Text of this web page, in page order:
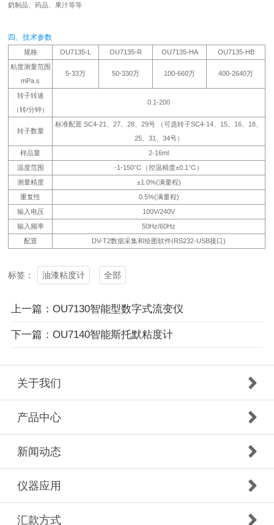
奶制品、药品、果汁等等
四、技术参数
规格 OU7135-L OU7135-R OU7135-HA
OU7135-HB
粘度测量范围
mPa.s
5-33万 50-330万 100-660万 400-2640万
转子转速
（转/分钟）
0.1-200
转子数量
标准配置 SC4-21、27、28、29号 （可选转子SC4-14、15、16、18、
25、31、34号）
样品量
2-16ml
温度范围
-1-150℃（控温精度±0.1℃）
测量精度
±1.0%(满量程)
重复性
0.5%(满量程)
输入电压
100V/240V
输入频率
50Hz/60Hz
配置
DV-T2数据采集和绘图软件(RS232-USB接口)
标签： 油漆粘度计 全部
上一篇：OU7130智能型数字式流变仪
下一篇：OU7140智能斯托默粘度计
关于我们
产品中心
新闻动态
仪器应用
汇款方式